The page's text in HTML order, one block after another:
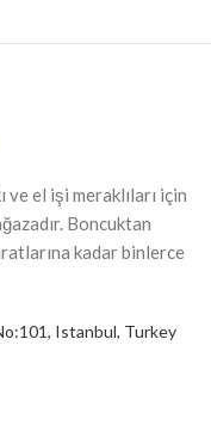
ve el işi meraklıları için
Boncuktan
kadar binlerce
Istanbul, Turkey